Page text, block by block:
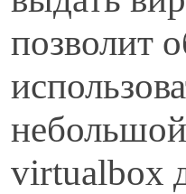
позволит
virtualbox